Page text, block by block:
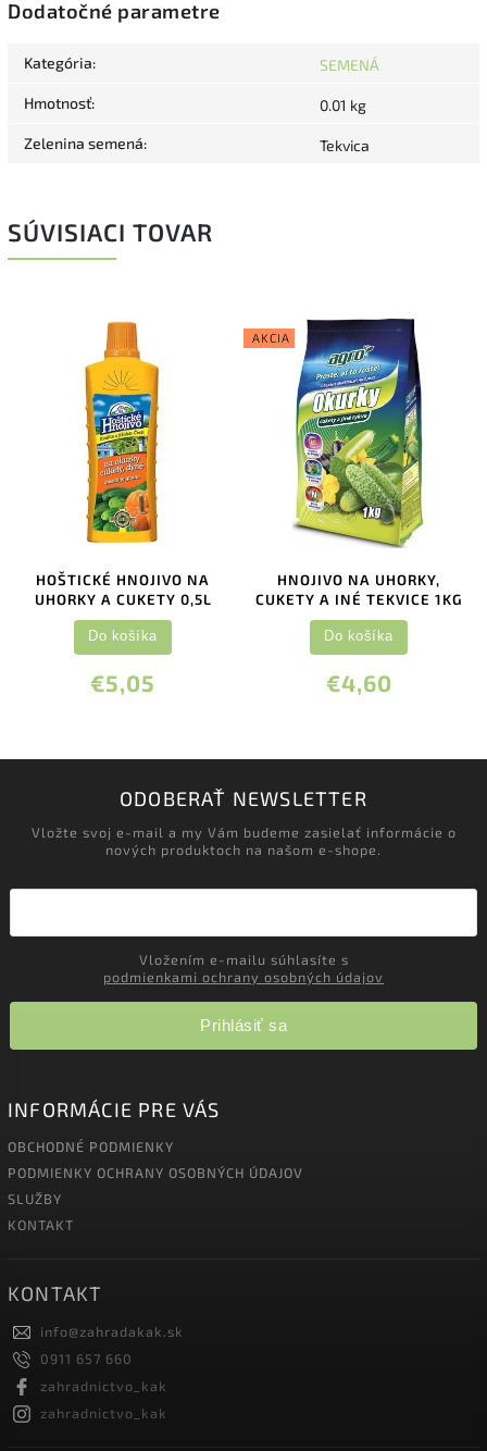
Dodatočné parametre
Kategória: SEMENÁ
Hmotnosť: 0.01 kg
Zelenina semená: Tekvica
SÚVISIACI TOVAR
HOŠTICKÉ HNOJIVO NA
UHORKY A CUKETY 0,5L
€5,05
Do košíka
AKCIA
HNOJIVO NA UHORKY,
CUKETY A INÉ TEKVICE 1KG
€4,60
Do košíka
ODOBERAŤ NEWSLETTER
Vložte svoj e-mail a my Vám budeme zasielať informácie o
nových produktoch na našom e-shope.
podmienkami ochrany osobných údajov
Prihlásiť sa
INFORMÁCIE PRE VÁS
OBCHODNÉ PODMIENKY
PODMIENKY OCHRANY OSOBNÝCH ÚDAJOV
SLUŽBY
KONTAKT
KONTAKT
info@zahradakak.sk
0911 657 660
zahradnictvo_kak
zahradnictvo_kak